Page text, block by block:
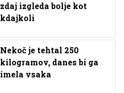
zdaj izgleda bolje kot
kdajkoli
Nekoč je tehtal 250
kilogramov, danes bi ga
imela vsaka